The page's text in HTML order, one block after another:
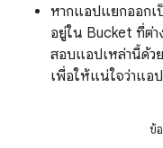
หากแอปแยกออกเ
อยู่ใน Bucket ที่ต่า
สอบแอปเหล่านี้ด้ว
เพื่อให้แน่ใจว่าแอ
ข้